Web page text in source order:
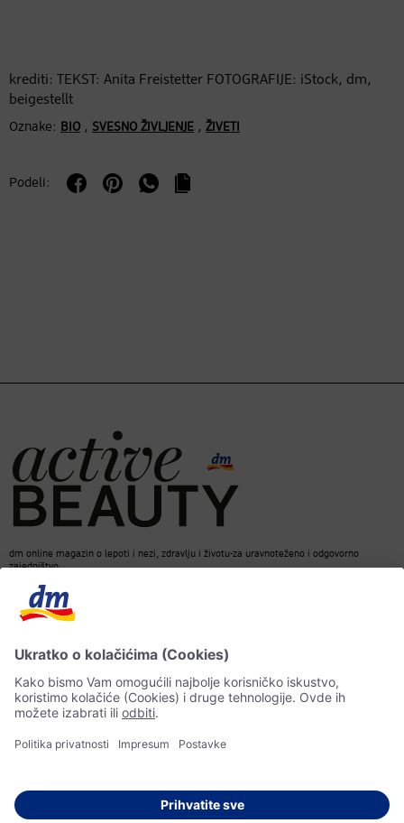
krediti: TEKST: Anita Freistetter FOTOGRAFIJE: iStock, dm,
beigestellt
Oznake: BIO , SVESNO ŽIVLJENJE , ŽIVETI
Podeli:
dm online magazin o lepoti i nezi, zdravlju i životu-za uravnoteženo i odgovorno
zajedništvo.